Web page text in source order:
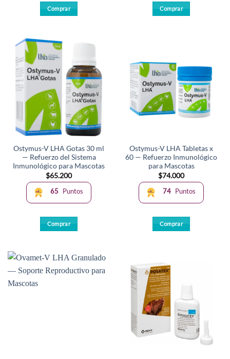
Comprar Comprar
variantes.
Las
opciones
se
pueden
elegir
página
de
producto
Ostymus-V LHA Gotas 30 ml
— Refuerzo del Sistema
Inmunológico para Mascotas
$65.200
65 Puntos
Comprar
Ostymus-V LHA Tabletas x
60 — Refuerzo Inmunológico
para Mascotas
$74.000
74 Puntos
Comprar